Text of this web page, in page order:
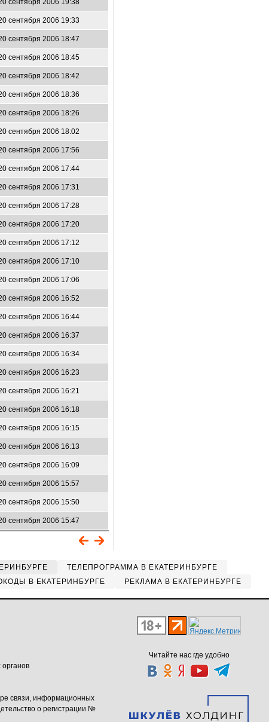
сентября 2006 19:38
сентября 2006 19:33
сентября 2006 18:47
сентября 2006 18:45
сентября 2006 18:42
сентября 2006 18:36
сентября 2006 18:26
сентября 2006 18:02
сентября 2006 17:56
сентября 2006 17:44
сентября 2006 17:31
сентября 2006 17:28
сентября 2006 17:20
сентября 2006 17:12
сентября 2006 17:10
сентября 2006 17:06
сентября 2006 16:52
сентября 2006 16:44
сентября 2006 16:37
сентября 2006 16:34
сентября 2006 16:23
сентября 2006 16:21
сентября 2006 16:18
сентября 2006 16:15
сентября 2006 16:13
сентября 2006 16:09
сентября 2006 15:57
сентября 2006 15:50
сентября 2006 15:47
ТЕЛЕПРОГРАММА В ЕКАТЕРИНБУРГЕ
В ЕКАТЕРИНБУРГЕ РЕКЛАМА В ЕКАТЕРИНБУРГЕ
Читайте нас где удобно
связи, информационных
о регистрации №